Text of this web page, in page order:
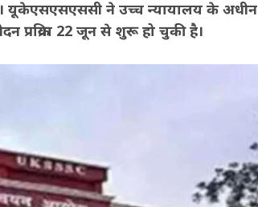
यूकेएसएसएससी ने उच्च न्यायालय के अधीन
22 जून से शुरू हो चुकी है।